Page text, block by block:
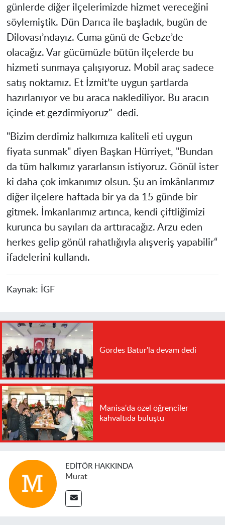
günlerde diğer ilçelerimizde hizmet vereceğini
söylemiştik. Dün Darıca ile başladık, bugün de
Dilovası’ndayız. Cuma günü de Gebze’de
olacağız. Var gücümüzle bütün ilçelerde bu
hizmeti sunmaya çalışıyoruz. Mobil araç sadece
satış noktamız. Et İzmit’te uygun şartlarda
hazırlanıyor ve bu araca naklediliyor. Bu aracın
içinde et gezdirmiyoruz" dedi.
"Bizim derdimiz halkımıza kaliteli eti uygun
fiyata sunmak" diyen Başkan Hürriyet, "Bundan
da tüm halkımız yararlansın istiyoruz. Gönül ister
ki daha çok imkanımız olsun. Şu an imkânlarımız
diğer ilçelere haftada bir ya da 15 günde bir
gitmek. İmkanlarımız artınca, kendi çiftliğimizi
kurunca bu sayıları da arttıracağız. Arzu eden
herkes gelip gönül rahatlığıyla alışveriş yapabilir“
ifadelerini kullandı.
Kaynak: İGF
Gördes Batur'la devam dedi
Manisa'da özel öğrenciler
kahvaltıda buluştu
EDITÖR HAKKINDA
Murat